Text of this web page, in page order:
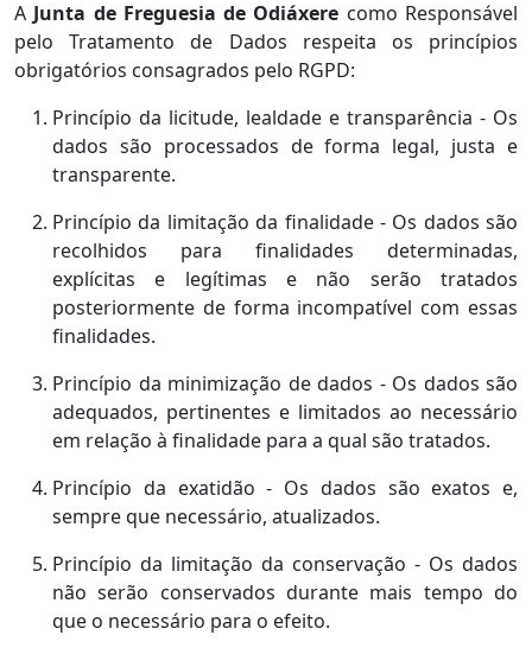
A Junta de Freguesia de Odiáxere como Responsável
pelo Tratamento de Dados respeita os princípios
obrigatórios consagrados pelo RGPD:
Princípio da licitude, lealdade e transparência - Os
dados são processados de forma legal, justa e
transparente.
Princípio da limitação da finalidade - Os dados são
recolhidos para finalidades determinadas,
explícitas e legítimas e não serão tratados
posteriormente de forma incompatível com essas
finalidades.
Princípio da minimização de dados - Os dados são
adequados, pertinentes e limitados ao necessário
em relação à finalidade para a qual são tratados.
Princípio da exatidão - Os dados são exatos e,
sempre que necessário, atualizados.
Princípio da limitação da conservação - Os dados
não serão conservados durante mais tempo do
que o necessário para o efeito.